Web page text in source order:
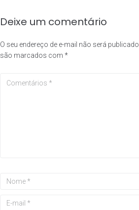
Deixe um comentário
O seu endereço de e-mail não será publicado.
são marcados com *